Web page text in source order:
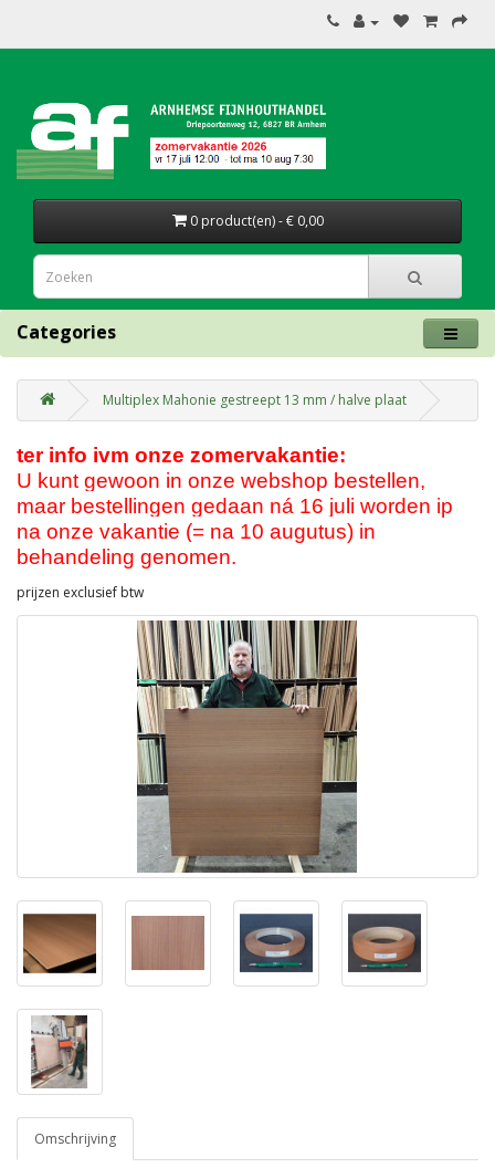
0 product(en) - € 0,00
Categories
Multiplex Mahonie gestreept 13 mm / halve plaat
ter info ivm onze zomervakantie:
U kunt gewoon in onze webshop bestellen,
maar bestellingen gedaan ná 16 juli worden ip
na onze vakantie (= na 10 augutus) in
behandeling genomen.
prijzen exclusief btw
Omschrijving